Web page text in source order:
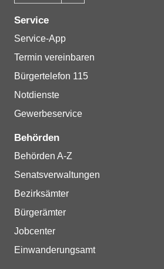
Service
Service-App
Termin vereinbaren
Bürgertelefon 115
Notdienste
Gewerbeservice
Behörden
Behörden A-Z
Senatsverwaltungen
Bezirksämter
Bürgerämter
Jobcenter
Einwanderungsamt